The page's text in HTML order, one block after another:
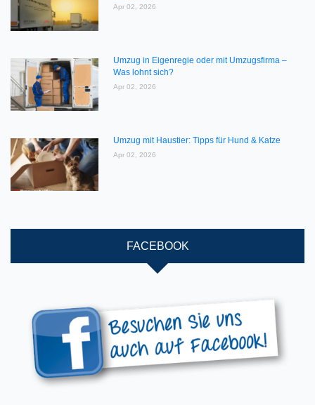
Apr 02, 2026
Umzug in Eigenregie oder mit Umzugsfirma –
Was lohnt sich?
Apr 02, 2026
Umzug mit Haustier: Tipps für Hund & Katze
Apr 02, 2026
FACEBOOK